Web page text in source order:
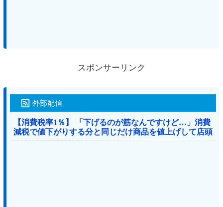
スポンサーリンク
外部配信
【消費税率1％】 「下げるのが筋なんですけど…」消費
減税で値下がりする分と同じだけ商品を値上げして店頭
価格を変えない店も